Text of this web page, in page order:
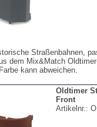
Straßenbahnen,
dem Mix&Match
kann abweichen.
Oldtimer
Front
Artikelnr.: